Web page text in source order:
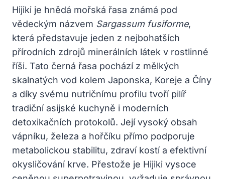
Hijiki je hnědá mořská řasa známá pod
vědeckým názvem Sargassum fusiforme,
která představuje jeden z nejbohatších
přírodních zdrojů minerálních látek v rostlinné
říši. Tato černá řasa pochází z mělkých
skalnatých vod kolem Japonska, Koreje a Číny
a díky svému nutričnímu profilu tvoří pilíř
tradiční asijské kuchyně i moderních
detoxikačních protokolů. Její vysoký obsah
vápníku, železa a hořčíku přímo podporuje
metabolickou stabilitu, zdraví kostí a efektivní
okysličování krve. Přestože je Hijiki vysoce